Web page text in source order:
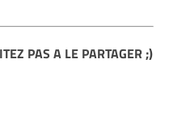
PAS A LE PARTAGER ;)